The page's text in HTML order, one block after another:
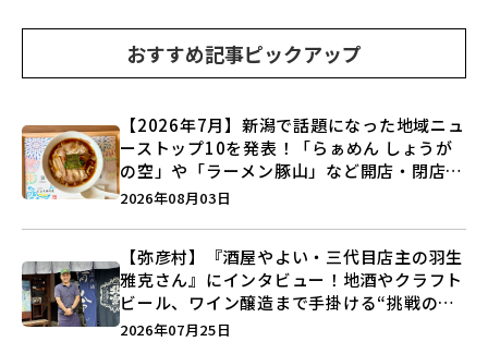
おすすめ記事ピックアップ
【2026年7月】新潟で話題になった地域ニュ
ーストップ10を発表！「らぁめん しょうが
の空」や「ラーメン豚山」など開店・閉店の
注目記事をランキングでご紹介♪
2026年08月03日
【弥彦村】『酒屋やよい・三代目店主の羽生
雅克さん』にインタビュー！地酒やクラフト
ビール、ワイン醸造まで手掛ける“挑戦の歴
史”に迫る♪
2026年07月25日